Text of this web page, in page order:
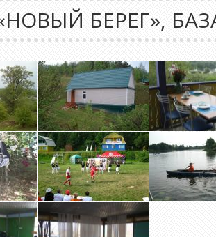
БЕРЕГ»,